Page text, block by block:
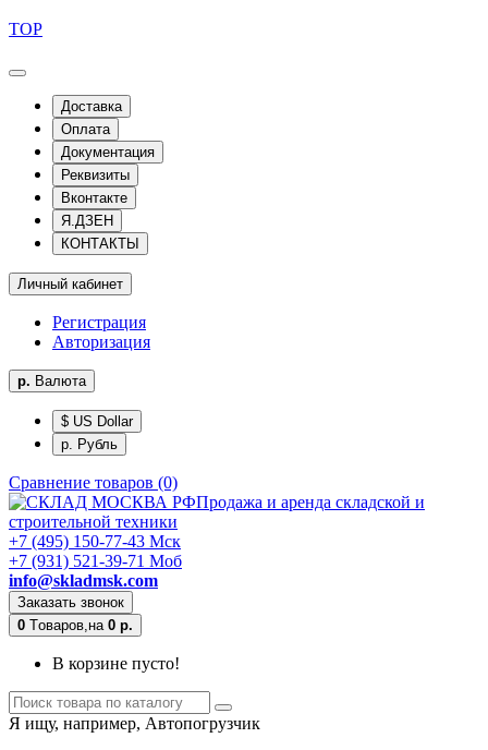
TOP
Доставка
Оплата
Документация
Реквизиты
Вконтакте
Я.ДЗЕН
КОНТАКТЫ
Личный кабинет
Регистрация
Авторизация
р. Валюта
$ US Dollar
р. Рубль
Сравнение товаров (0)
Продажа и аренда складской и
строительной техники
+7 (495) 150-77-43 Мск
+7 (931) 521-39-71 Моб
info@skladmsk.com
Заказать звонок
0 Tоваров,на 0 р.
В корзине пусто!
Я ищу, например, Автопогрузчик